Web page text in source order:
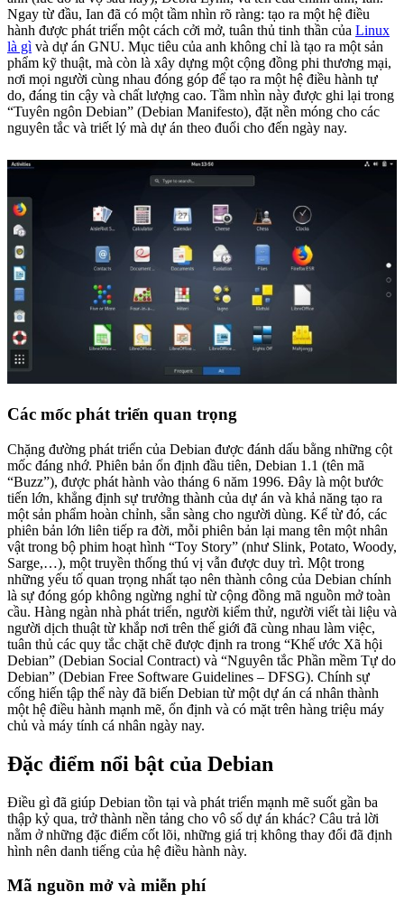
Ngay từ đầu, Ian đã có một tầm nhìn rõ ràng: tạo ra một hệ điều
hành được phát triển một cách cởi mở, tuân thủ tinh thần của Linux
là gì và dự án GNU. Mục tiêu của anh không chỉ là tạo ra một sản
phẩm kỹ thuật, mà còn là xây dựng một cộng đồng phi thương mại,
nơi mọi người cùng nhau đóng góp để tạo ra một hệ điều hành tự
do, đáng tin cậy và chất lượng cao. Tầm nhìn này được ghi lại trong
“Tuyên ngôn Debian” (Debian Manifesto), đặt nền móng cho các
nguyên tắc và triết lý mà dự án theo đuổi cho đến ngày nay.
Các mốc phát triển quan trọng
Chặng đường phát triển của Debian được đánh dấu bằng những cột
mốc đáng nhớ. Phiên bản ổn định đầu tiên, Debian 1.1 (tên mã
“Buzz”), được phát hành vào tháng 6 năm 1996. Đây là một bước
tiến lớn, khẳng định sự trưởng thành của dự án và khả năng tạo ra
một sản phẩm hoàn chỉnh, sẵn sàng cho người dùng. Kể từ đó, các
phiên bản lớn liên tiếp ra đời, mỗi phiên bản lại mang tên một nhân
vật trong bộ phim hoạt hình “Toy Story” (như Slink, Potato, Woody,
Sarge,…), một truyền thống thú vị vẫn được duy trì. Một trong
những yếu tố quan trọng nhất tạo nên thành công của Debian chính
là sự đóng góp không ngừng nghỉ từ cộng đồng mã nguồn mở toàn
cầu. Hàng ngàn nhà phát triển, người kiểm thử, người viết tài liệu và
người dịch thuật từ khắp nơi trên thế giới đã cùng nhau làm việc,
tuân thủ các quy tắc chặt chẽ được định ra trong “Khế ước Xã hội
Debian” (Debian Social Contract) và “Nguyên tắc Phần mềm Tự do
Debian” (Debian Free Software Guidelines – DFSG). Chính sự
cống hiến tập thể này đã biến Debian từ một dự án cá nhân thành
một hệ điều hành mạnh mẽ, ổn định và có mặt trên hàng triệu máy
chủ và máy tính cá nhân ngày nay.
Đặc điểm nổi bật của Debian
Điều gì đã giúp Debian tồn tại và phát triển mạnh mẽ suốt gần ba
thập kỷ qua, trở thành nền tảng cho vô số dự án khác? Câu trả lời
nằm ở những đặc điểm cốt lõi, những giá trị không thay đổi đã định
hình nên danh tiếng của hệ điều hành này.
Mã nguồn mở và miễn phí